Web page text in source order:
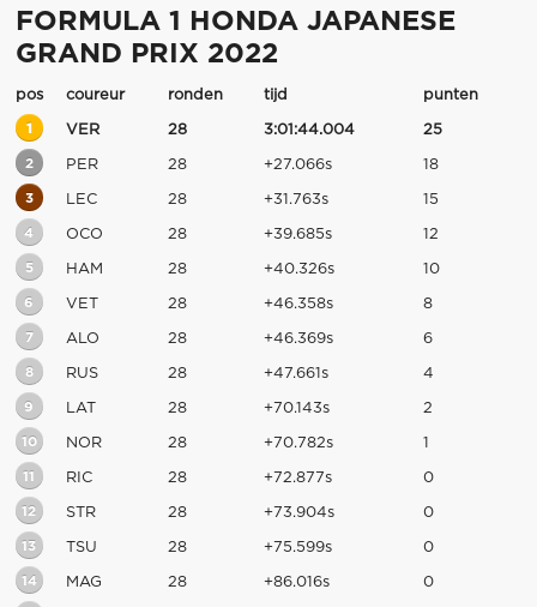
FORMULA 1 HONDA JAPANESE
GRAND PRIX 2022
pos coureur ronden tijd punten
1 VER 28 3:01:44.004 25
2 PER 28 +27.066s 18
3 LEC 28 +31.763s 15
4 OCO 28 +39.685s 12
5 HAM 28 +40.326s 10
6 VET 28 +46.358s 8
7 ALO 28 +46.369s 6
8 RUS 28 +47.661s 4
9 LAT 28 +70.143s 2
10 NOR 28 +70.782s 1
11 RIC 28 +72.877s 0
12 STR 28 +73.904s 0
13 TSU 28 +75.599s 0
14 MAG 28 +86.016s 0